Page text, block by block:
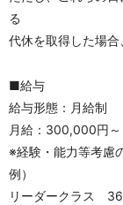
る
代休を取得した場合
■給与
給与形態：月給制
月給：300,000円～
※経験・能力等考慮
例）
リーダークラス　